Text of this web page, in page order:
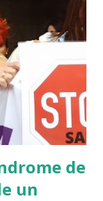
entonces
y troyanos que
de antigüedad.
sus teorías.
Miren
de
un